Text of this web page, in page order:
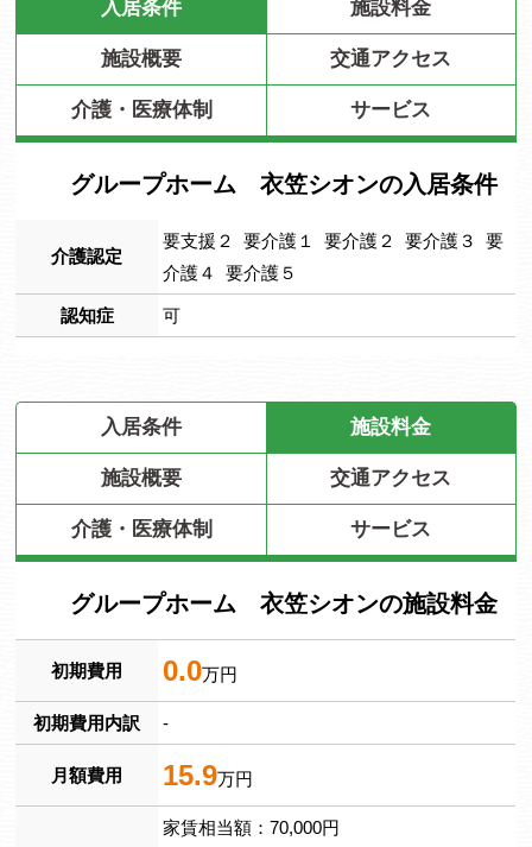
入居条件 施設料金
施設概要 交通アクセス
介護・医療体制 サービス
グループホーム 衣笠シオンの入居条件
介護認定
要支援２ 要介護１ 要介護２ 要介護３ 要
介護４ 要介護５
認知症 可
入居条件 施設料金
施設概要 交通アクセス
介護・医療体制 サービス
グループホーム 衣笠シオンの施設料金
初期費用 0.0万円
初期費用内訳 -
月額費用 15.9万円
家賃相当額：70,000円